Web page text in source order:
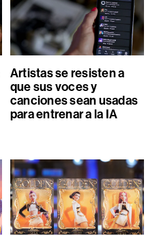
Artistas se resisten a
que sus voces y
canciones sean usadas
para entrenar a la IA